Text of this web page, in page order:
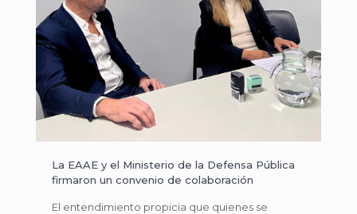
La EAAE y el Ministerio de la Defensa Pública
firmaron un convenio de colaboración
El entendimiento propicia que quienes se